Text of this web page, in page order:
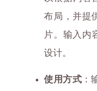
布局，并提
片。输入内
设计。
使用方式：